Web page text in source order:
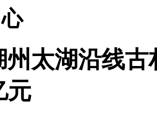
州太湖沿线
元